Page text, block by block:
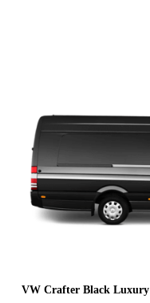
VW Crafter Black Luxury